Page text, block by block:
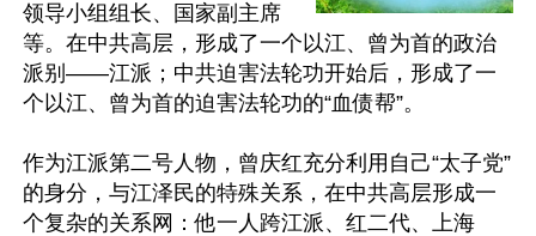
领导小组组长、国家副主席
等。在中共高层，形成了一个以江、曾为首的政治
派别——江派；中共迫害法轮功开始后，形成了一
个以江、曾为首的迫害法轮功的“血债帮”。
作为江派第二号人物，曾庆红充分利用自己“太子党”
的身分，与江泽民的特殊关系，在中共高层形成一
个复杂的关系网：他一人跨江派、红二代、上海